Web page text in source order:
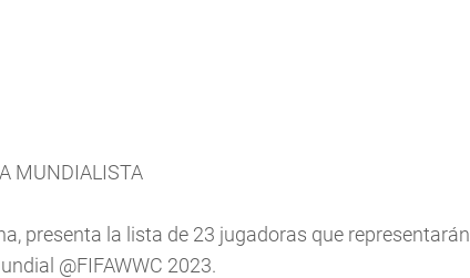
MUNDIALISTA
presenta la lista de 23 jugadoras que representarán
@FIFAWWC 2023.